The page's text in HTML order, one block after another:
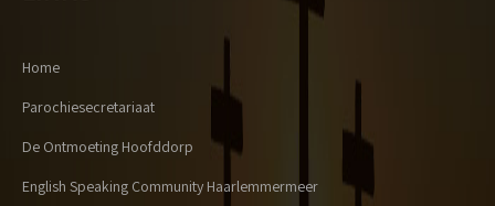
Home
Parochiesecretariaat
De Ontmoeting Hoofddorp
English Speaking Community Haarlemmermeer